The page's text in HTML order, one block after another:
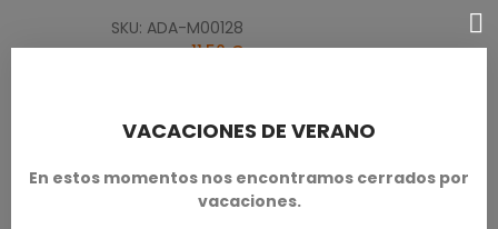
SKU: ADA-M00128
11,50 €
VACACIONES DE VERANO
En estos momentos nos encontramos cerrados por
vacaciones.